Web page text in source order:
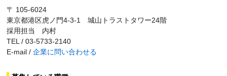
〒 105-6024
東京都港区虎ノ門4-3-1 城山トラストタワー24階
採用担当 内村
TEL / 03-5733-2140
E-mail / 企業に問い合わせる